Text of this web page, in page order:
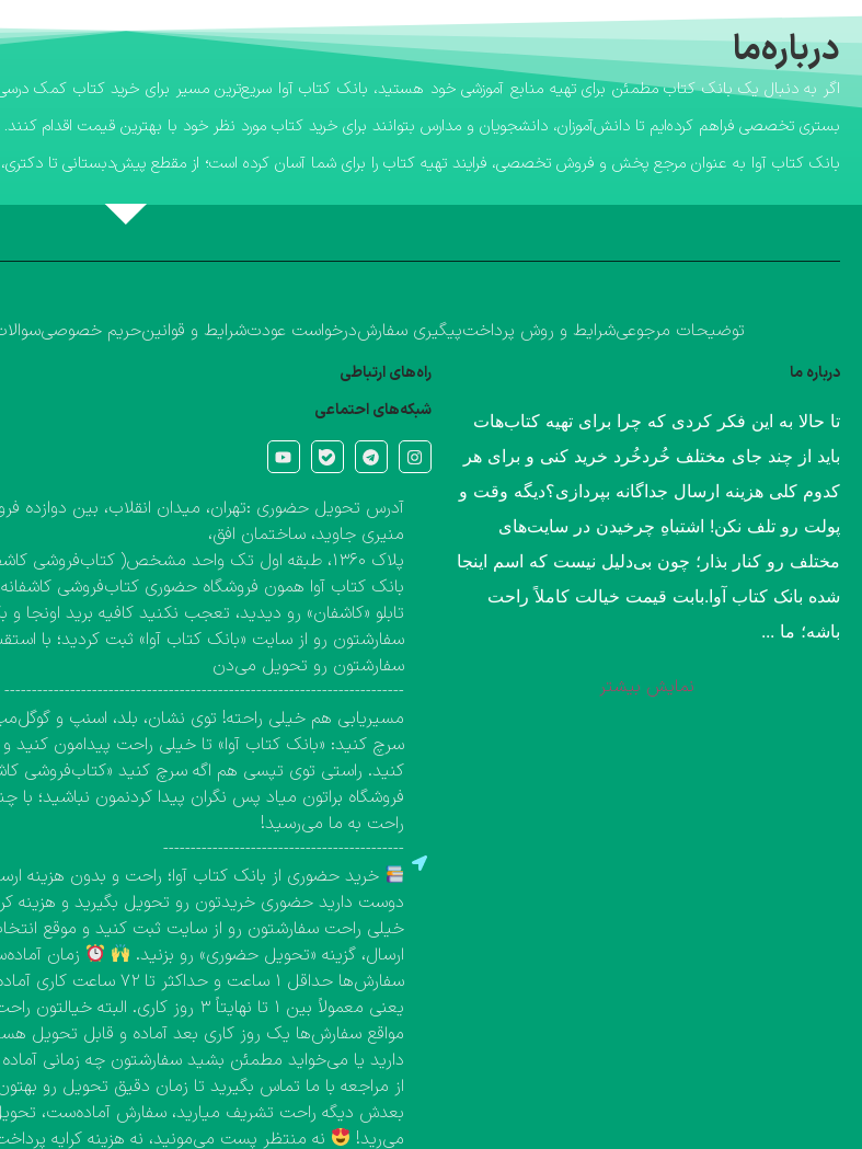
درباره‌ما
بستری تخصصی فراهم کرده‌ایم تا دانش‌آموزان، دانشجویان و مدارس بتوانند برای خرید کتاب مورد نظر خود با بهترین قیمت اقدام کنند.
​بانک کتاب آوا به عنوان مرجع پخش و فروش تخصصی، فرایند تهیه کتاب را برای شما آسان کرده است؛ از مقطع پیش‌دبستانی تا
توضیحات مرجوعیشرایط و روش پرداختپیگیری سفارشدرخواست عودتشرایط و قوانینحریم خصوصی
درباره ما
​تا حالا به این فکر کردی که چرا برای تهیه کتاب‌هات
باید از چند جای مختلف خُردخُرد خرید کنی و برای هر
کدوم کلی هزینه ارسال جداگانه بپردازی؟​دیگه وقت و
پولت رو تلف نکن! اشتباهِ چرخیدن در سایت‌های
مختلف رو کنار بذار؛ چون بی‌دلیل نیست که اسم اینجا
شده بانک کتاب آوا.​بابت قیمت خیالت کاملاً راحت
باشه؛ ما ...
نمایش بیشتر
راه‌های ارتباطی
شبکه‌های احتماعی
آدرس تحویل حضوری :تهران، میدان انقلاب، بین دوازده
منیری جاوید، ساختمان افق،
پلاک ۱۳۶۰، طبقه اول تک واحد مشخص( کتاب‌فروشی کاشفان)
بانک کتاب آوا همون فروشگاه حضوری کتاب‌فروشی
تابلو «کاشفان» رو دیدید، تعجب نکنید کافیه برید اونجا و
سفارشتون رو از سایت «بانک کتاب آوا» ثبت کردید؛ با
سفارشتون رو تحویل می‌دن
-------------------------------------------------------------------------
مسیریابی هم خیلی راحته! توی نشان، بلد، اسنپ و
سرچ کنید: «بانک کتاب آوا» تا خیلی راحت پیدامون کنید
کنید. راستی توی تپسی هم اگه سرچ کنید «کتاب‌فروشی
فروشگاه براتون میاد پس نگران پیدا کردنمون نباشید؛ با
راحت به ما می‌رسید!
--------------------------------------------
خرید حضوری از بانک کتاب آوا؛ راحت و بدون هزینه
دوست دارید حضوری خریدتون رو تحویل بگیرید و هزینه
خیلی راحت سفارشتون رو از سایت ثبت کنید و موقع
ارسال، گزینه «تحویل حضوری» رو بزنید.
زمان
سفارش‌ها حداقل ۱ ساعت و حداکثر تا ۷۲
یعنی معمولاً بین ۱ تا نهایتاً ۳ روز کاری. البته خیالتون راحت
مواقع سفارش‌ها یک روز کاری بعد آماده و قابل تحویل
دارید یا می‌خواید مطمئن بشید سفارشتون چه زمانی
از مراجعه با ما تماس بگیرید تا زمان دقیق تحویل رو
بعدش دیگه راحت تشریف میارید، سفارش آماده‌ست،
می‌رید!
نه منتظر پست می‌مونید، نه هزینه کرایه